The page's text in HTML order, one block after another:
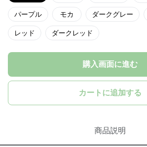
パープル モカ ダークグレー
レッド ダークレッド
購入画面に進む
カートに追加する
商品説明